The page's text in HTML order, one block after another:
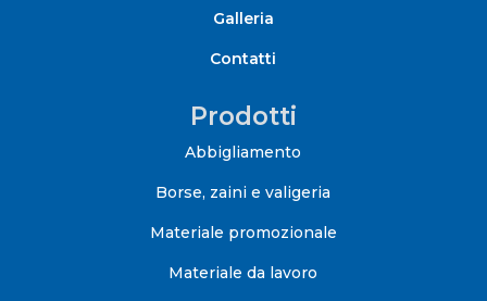
Galleria
Contatti
Prodotti
Abbigliamento
Borse, zaini e valigeria
Materiale promozionale
Materiale da lavoro